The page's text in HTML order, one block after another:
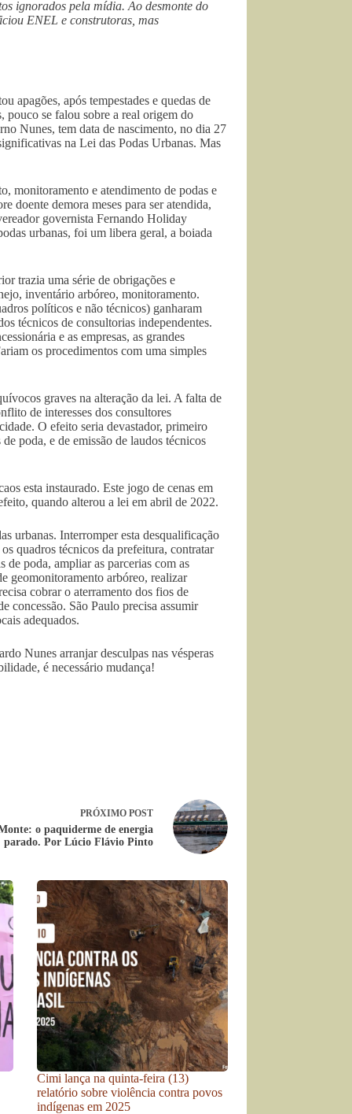
ignorados pela mídia. Ao desmonte do
ENEL e construtoras, mas
apagões, após tempestades e quedas de
se falou sobre a real origem do
Nunes, tem data de nascimento, no dia 27
na Lei das Podas Urbanas. Mas
monitoramento e atendimento de podas e
doente demora meses para ser atendida,
governista Fernando Holiday
urbanas, foi um libera geral, a boiada
trazia uma série de obrigações e
inventário arbóreo, monitoramento.
políticos e não técnicos) ganharam
técnicos de consultorias independentes.
e as empresas, as grandes
os procedimentos com uma simples
graves na alteração da lei. A falta de
de interesses dos consultores
O efeito seria devastador, primeiro
poda, e de emissão de laudos técnicos
esta instaurado. Este jogo de cenas em
quando alterou a lei em abril de 2022.
urbanas. Interromper esta desqualificação
quadros técnicos da prefeitura, contratar
de poda, ampliar as parcerias com as
geomonitoramento arbóreo, realizar
cobrar o aterramento dos fios de
concessão. São Paulo precisa assumir
adequados.
Nunes arranjar desculpas nas vésperas
é necessário mudança!
PRÓXIMO POST
o paquiderme de energia
parado. Por Lúcio Flávio Pinto
Cimi lança na quinta-feira (13)
relatório sobre violência contra povos
indígenas em 2025